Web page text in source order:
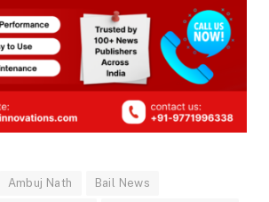
Ambuj Nath Bail News